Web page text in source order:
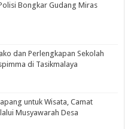
Bongkar Gudang Miras
dan Perlengkapan Sekolah
di Tasikmalaya
untuk Wisata, Camat
Musyawarah Desa